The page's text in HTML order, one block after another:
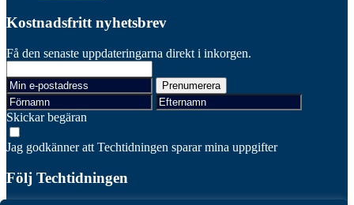
Kostnadsfritt nyhetsbrev
Få den senaste uppdateringarna direkt i inkorgen.
Skickar begäran
Jag godkänner att Techtidningen sparar mina uppgifter
Följ Techtidningen